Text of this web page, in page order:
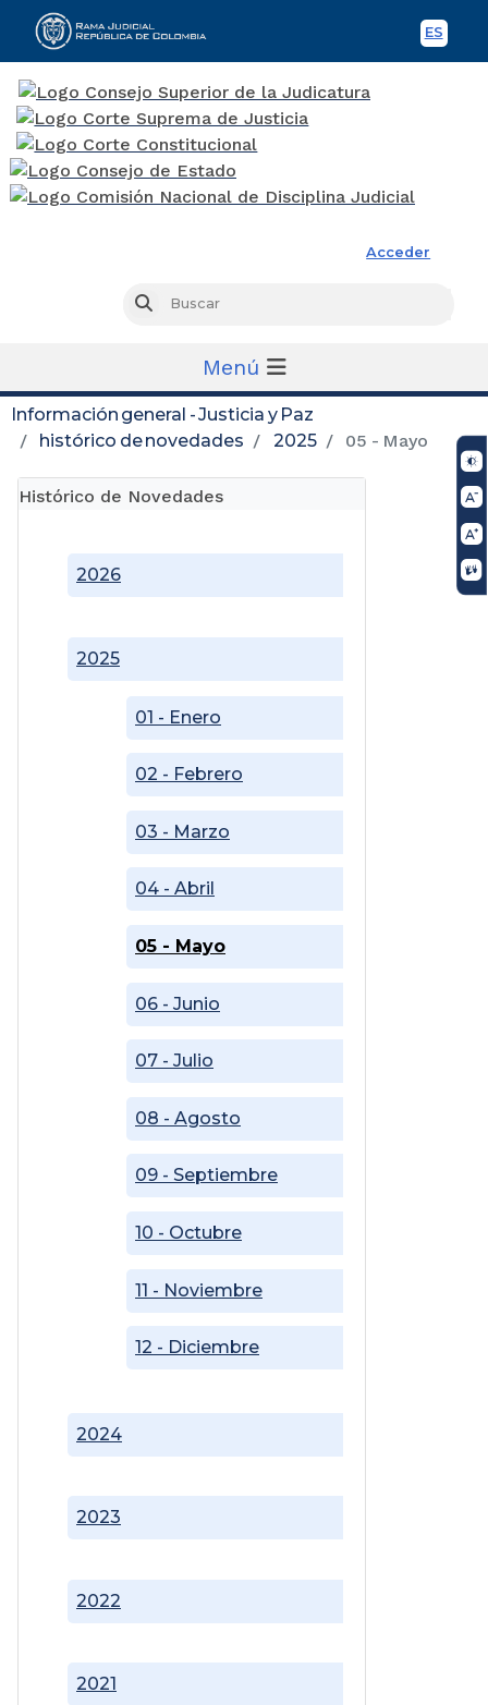
ES
Acceder
Buscar
Menú
Información general - Justicia y Paz
histórico de novedades
2025 05 - Mayo
Histórico de Novedades
2021
2022
2023
2024
2025
01 - Enero
02 - Febrero
03 - Marzo
04 - Abril
05 - Mayo
06 - Junio
07 - Julio
08 - Agosto
09 - Septiembre
10 - Octubre
11 - Noviembre
12 - Diciembre
2026